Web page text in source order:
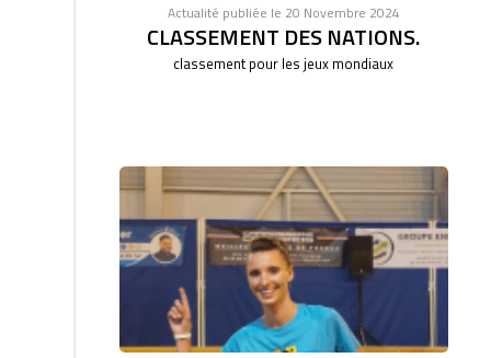
Actualité publiée le 20 Novembre 2024
CLASSEMENT DES NATIONS.
classement pour les jeux mondiaux